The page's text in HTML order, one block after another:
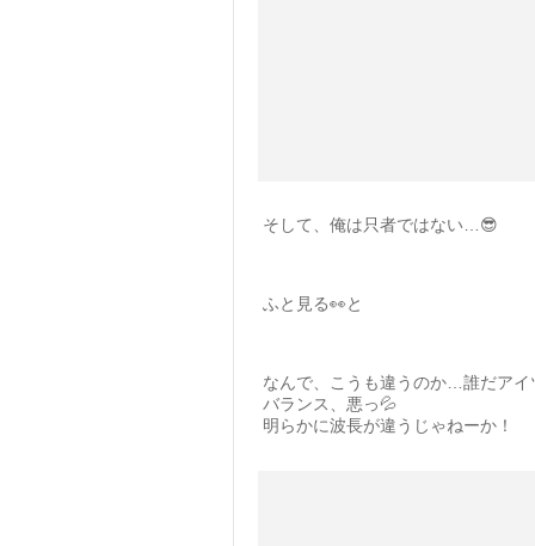
そして、俺は只者ではない…😎
ふと見る👀と
なんで、こうも違うのか…誰だアイ
バランス、悪っ💦
明らかに波長が違うじゃねーか！